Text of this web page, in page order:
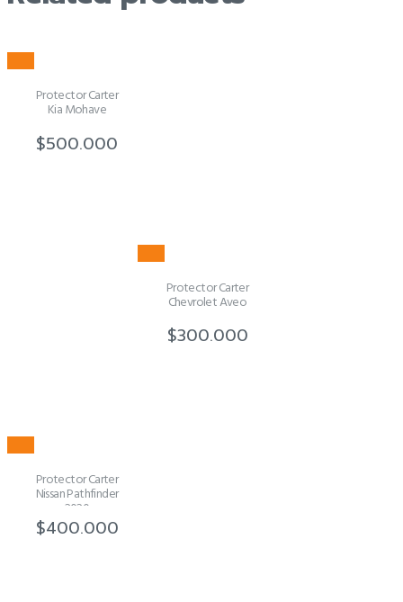
Protector Carter
Kia Mohave
$500.000
Protector Carter
Chevrolet Aveo
$300.000
Protector Carter
Nissan Pathfinder
2020
$400.000